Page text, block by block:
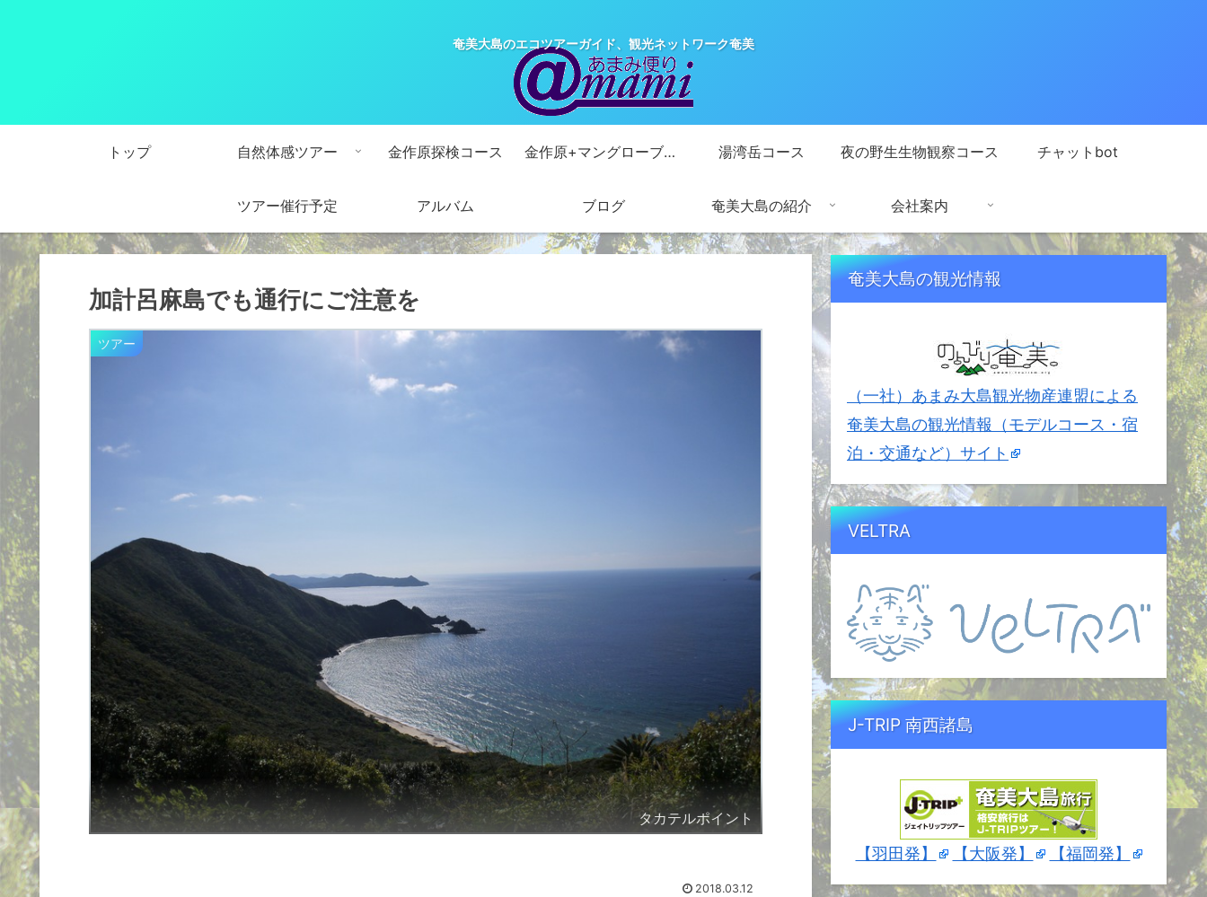
奄美大島のエコツアーガイド、観光ネットワーク奄美
トップ 自然体感ツアー 金作原探検コース 金作原+マングローブカヌーコース 湯湾岳コース 夜の野生生物観察コース チャットbot
ツアー催行予定 アルバム ブログ 奄美大島の紹介 会社案内
加計呂麻島でも通行にご注意を
ツアー
タカテルポイント
2018.03.12
奄美大島の観光情報
（一社）あまみ大島観光物産連盟による
奄美大島の観光情報（モデルコース・宿
泊・交通など）サイト
VELTRA
J-TRIP 南西諸島
【羽田発】 【大阪発】 【福岡発】